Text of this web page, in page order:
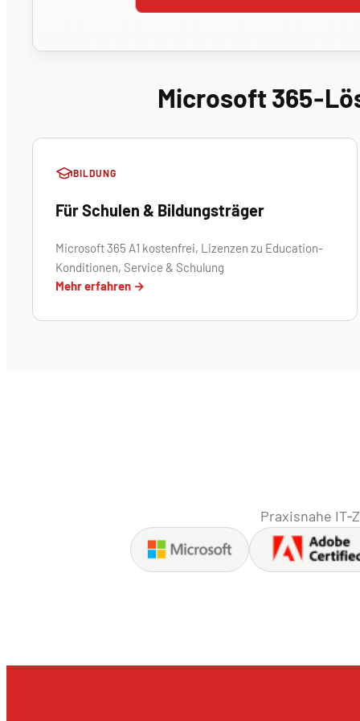
Microsoft
BILDUNG
Für Schulen & Bildungsträger
Microsoft 365 A1 kostenfrei, Lizenzen zu Education-
Konditionen, Service & Schulung
Mehr erfahren →
Praxisnahe